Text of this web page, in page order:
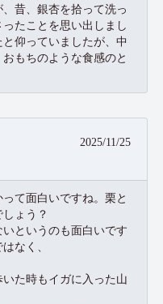
昔、銀杏を拾って洗っ
たことを思い出しまし
仰っていましたが、中
もちのような食感のと
2025/11/25
て面白いですね。栗と
ょう？
というのも面白いです
なく、
た時もイガに入った山